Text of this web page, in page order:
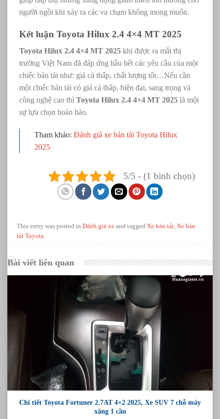
người ngồi khi xảy ra các va chạm không mong muốn.
Kết luận Toyota Hilux 2.4 4×4 MT 2025
Toyota Hilux 2.4 4×4 MT 2025 khi được ra mắt thị
trường Việt Nam đã đáp ứng hầu hết các yêu cầu của một
chiếc bán tải như: giá cả thấp, chất lượng tốt…Nếu cần
một chiếc bán tải có giá cả thấp, hiện đại, sang trọng và
công nghệ cao thì Toyota Hilux 2.4 4×4 MT 2025 là một
sự lựa chọn hoàn hảo.
Tham khảo: Đánh giá xe bán tải Toyota Hilux
2025
5/5 - (1 bình chọn)
This entry was posted inĐánh giá xe and taggedXe bán tải,Xe bán
tải Toyota.
Bài viết liên quan
Chi tiết Toyota Fortuner 2.7AT 4×2 2025, Xe SUV 7 chỗ máy
xăng 1 cầu